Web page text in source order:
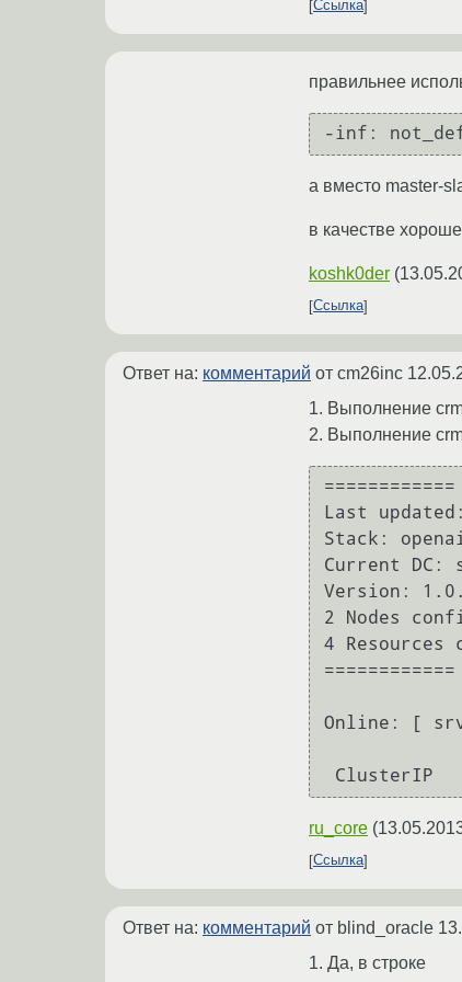
Ссылка
правильнее
-inf:
а вместо master-
в качестве
koshk0der (
Ссылка
Ответ на: комментарий от cm26inc
1. Выполнение
2. Выполнение
============
Last
Stack:
Current
Version:
2 Nodes
4 Resources
============
Online: [
ru_core (
Ссылка
Ответ на: комментарий от blind_oracle
1. Да, в строке